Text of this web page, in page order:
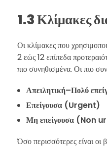
1.3 Κλίμακες
Οι κλίμακες που
2 εώς 12 επίπεδα
πιο συνηθισμένα. Οι πιο
Απειλητική–Πολύ
Επείγουσα (Urgent)
Μη επείγουσα (Non
Όσο περισσότερες είναι οι